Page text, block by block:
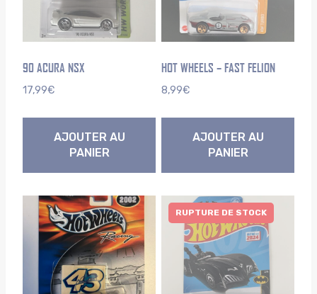
90 ACURA NSX
17,99€
AJOUTER AU
PANIER
HOT WHEELS – FAST FELION
8,99€
AJOUTER AU
PANIER
RUPTURE DE STOCK